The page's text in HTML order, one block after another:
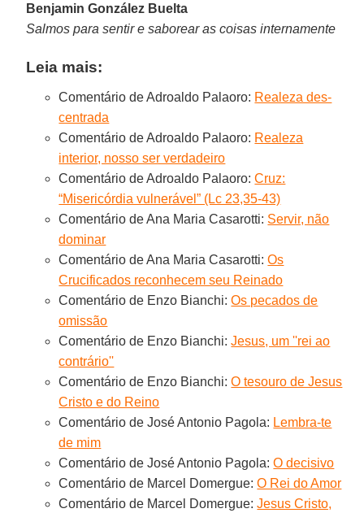
Benjamin González Buelta
Salmos para sentir e saborear as coisas internamente
Leia mais:
Comentário de Adroaldo Palaoro: Realeza des-
centrada
Comentário de Adroaldo Palaoro: Realeza
interior, nosso ser verdadeiro
Comentário de Adroaldo Palaoro:Cruz:
“Misericórdia vulnerável” (Lc 23,35-43)
Comentário de Ana Maria Casarotti: Servir, não
dominar
Comentário de Ana Maria Casarotti:Os
Crucificados reconhecem seu Reinado
Comentário de Enzo Bianchi:Os pecados de
omissão
Comentário de Enzo Bianchi:Jesus, um ''rei ao
contrário''
Comentário de Enzo Bianchi:O tesouro de Jesus
Cristo e do Reino
Comentário de José Antonio Pagola: Lembra-te
de mim
Comentário de José Antonio Pagola:O decisivo
Comentário de Marcel Domergue:O Rei do Amor
Comentário de Marcel Domergue:Jesus Cristo,